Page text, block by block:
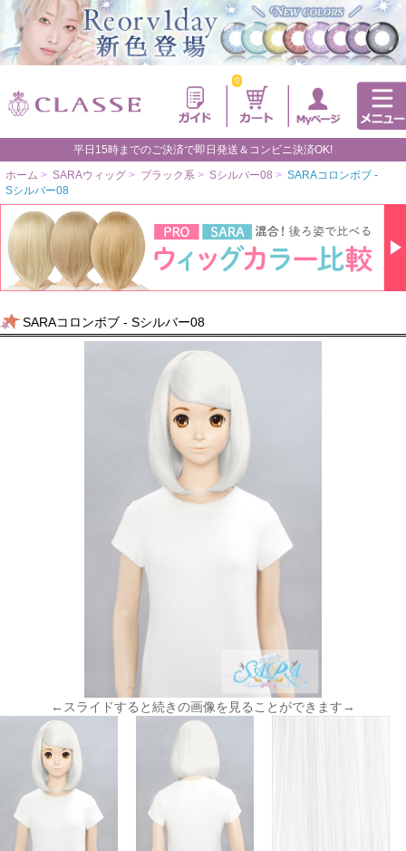
0
平日15時までのご決済で即日発送＆コンビニ決済OK!
ホーム > SARAウィッグ > ブラック系 > Sシルバー08 > SARAコロンボブ -
Sシルバー08
SARAコロンボブ - Sシルバー08
←スライドすると続きの画像を見ることができます→